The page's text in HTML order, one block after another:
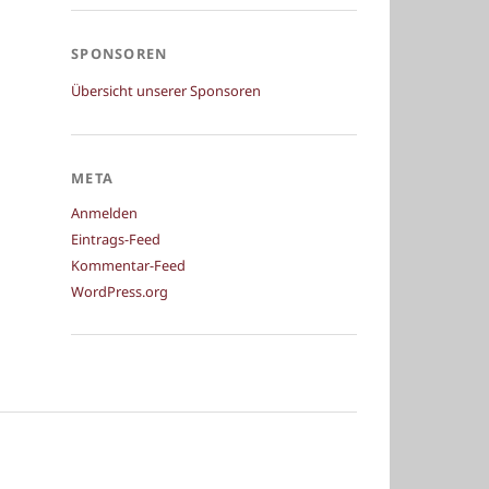
SPONSOREN
Übersicht unserer Sponsoren
META
Anmelden
Eintrags-Feed
Kommentar-Feed
WordPress.org